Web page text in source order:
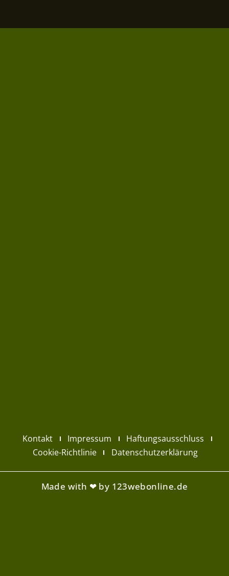
Kontakt Impressum
Haftungsausschluss
Cookie-Richtlinie
Datenschutzerklärung
Made with ❤ by 123webonline.de